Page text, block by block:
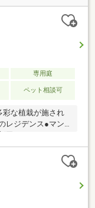
専用庭
ペット相談可
彩な植栽が施され
レジデンス●マン
クセス 「新田一
ス乗車で王子神谷
子神谷駅までは徒
を利用した、全
間がかからず、
お友達にお泊り